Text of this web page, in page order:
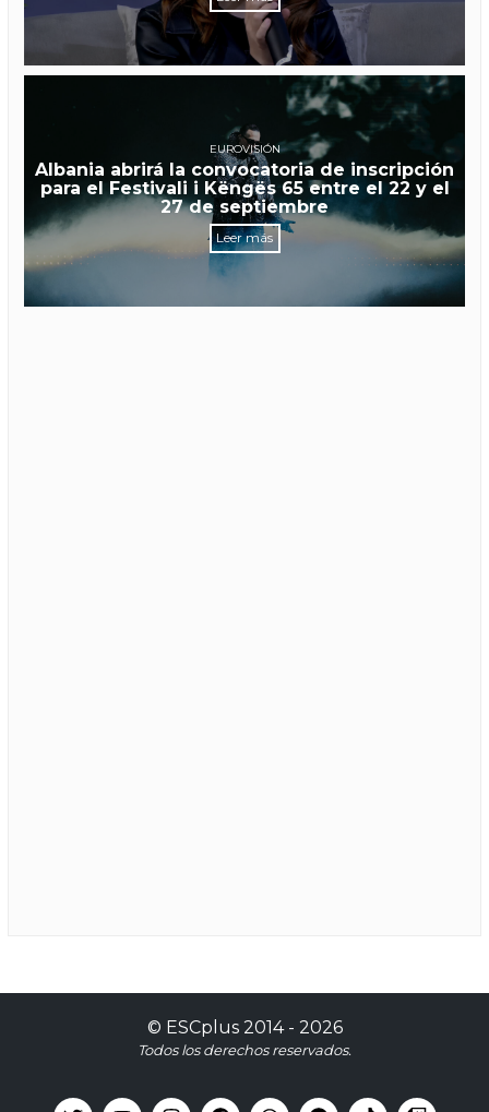
EUROVISIÓN
Albania abrirá la convocatoria de inscripción
para el Festivali i Këngës 65 entre el 22 y el
27 de septiembre
Leer más
© ESCplus2014 - 2026
Todos los derechos reservados.